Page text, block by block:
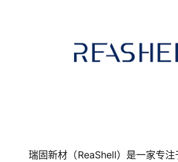
瑞固新材（ReaShell）是一家专